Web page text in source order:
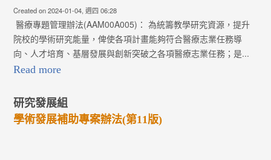
Created on 2024-01-04, 週四 06:28
醫療專題管理辦法(AAM00A005)： 為統籌教學研究資源，提升
院校的學術研究能量，俾使各項計畫能夠符合醫療志業任務導
向、人才培育、基層發展與創新突破之各項醫療志業任務；是...
Read more
研究發展組
學術發展補助專案辦法(第11版)